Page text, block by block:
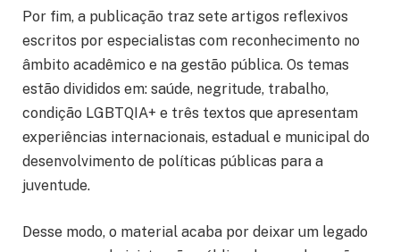
Por fim, a publicação traz sete artigos reflexivos
escritos por especialistas com reconhecimento no
âmbito acadêmico e na gestão pública. Os temas
estão divididos em: saúde, negritude, trabalho,
condição LGBTQIA+ e três textos que apresentam
experiências internacionais, estadual e municipal do
desenvolvimento de políticas públicas para a
juventude.
Desse modo, o material acaba por deixar um legado